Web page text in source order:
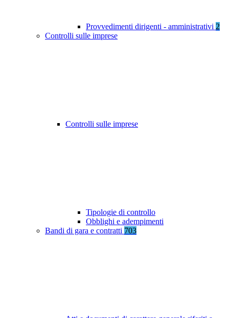
Provvedimenti dirigenti - amministrativi 2
Controlli sulle imprese
Controlli sulle imprese
Tipologie di controllo
Obblighi e adempimenti
Bandi di gara e contratti 703